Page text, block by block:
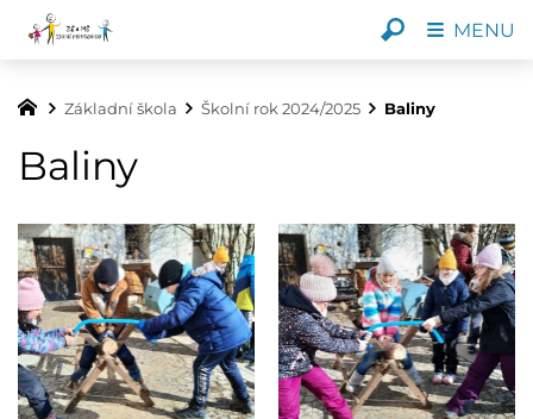
Základní škola Školní rok 2024/2025 Baliny
Baliny
MENU